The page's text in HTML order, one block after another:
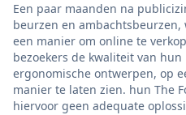
Een paar maanden na
beurzen en ambachtsbeurzen,
een manier om online te
bezoekers de kwaliteit van
ergonomische ontwerpen, op
manier te laten zien. hun The
hiervoor geen adequate